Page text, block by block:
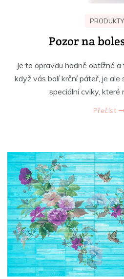
PRODUKTY
Pozor na
Je to opravdu hodně obtížné
když vás bolí krční páteř, je ale
speciální cviky, které
Přečíst